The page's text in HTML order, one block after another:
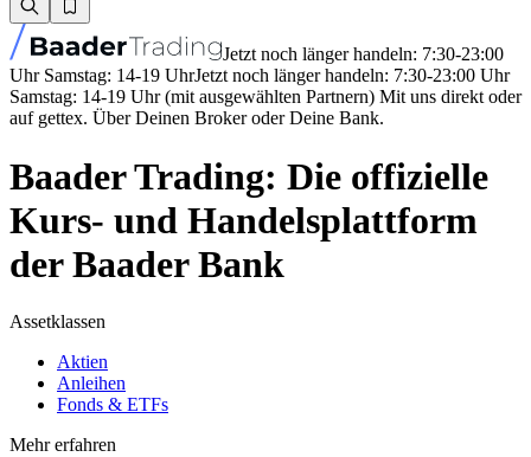
Jetzt noch länger handeln: 7:30-23:00
Uhr Samstag: 14-19 UhrJetzt noch länger handeln: 7:30-23:00 Uhr
Samstag: 14-19 Uhr (mit ausgewählten Partnern) Mit uns direkt oder
auf gettex. Über Deinen Broker oder Deine Bank.
Baader Trading: Die offizielle
Kurs- und Handelsplattform
der Baader Bank
Assetklassen
Aktien
Anleihen
Fonds & ETFs
Mehr erfahren